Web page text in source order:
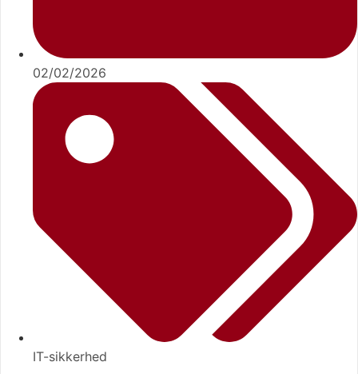
02/02/2026
IT-sikkerhed